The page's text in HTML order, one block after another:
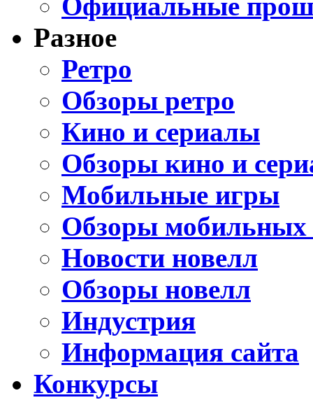
Официальные
Разное
Ретро
Обзоры ретро
Кино и сериалы
Обзоры кино и
Мобильные игры
Обзоры мобильных
Новости новелл
Обзоры новелл
Индустрия
Информация сайта
Конкурсы